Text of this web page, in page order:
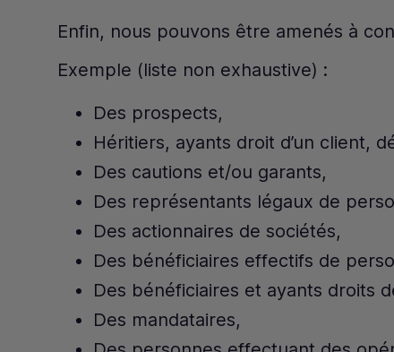
Enfin, nous pouvons être amenés à
Exemple (liste non exhaustive) :
Des prospects,
Héritiers, ayants droit d’un client,
Des cautions et/ou garants,
Des représentants légaux de
Des actionnaires de sociétés,
Des bénéficiaires effectifs de
Des bénéficiaires et ayants droits
Des mandataires,